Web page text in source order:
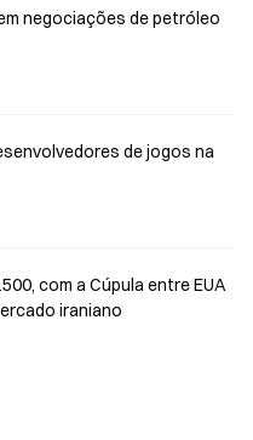
negociações de petróleo
de jogos na
com a Cúpula entre EUA
iraniano